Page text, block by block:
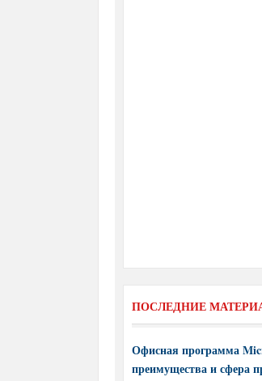
ПОСЛЕДНИЕ
Офисная программа
преимущества и сфера